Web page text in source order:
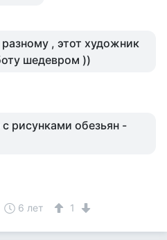
, этот художник
шедевром ))
рисунками обезьян -
6 лет 1